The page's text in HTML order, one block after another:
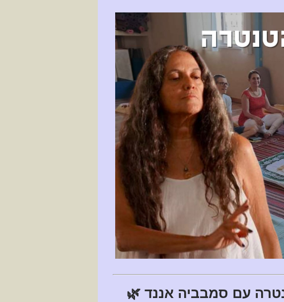
עם סמבביה אננד 🌿